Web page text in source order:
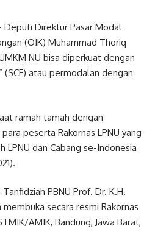
Deputi Direktur Pasar Modal
(OJK) Muhammad Thoriq
NU bisa diperkuat dengan
(SCF) atau permodalan dengan
ramah tamah dengan
peserta Rakornas LPNU yang
LPNU dan Cabang se-Indonesia
PBNU Prof. Dr. K.H.
secara resmi Rakornas
AMIK, Bandung, Jawa Barat,